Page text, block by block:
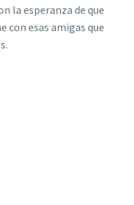
la esperanza de que
con esas amigas que